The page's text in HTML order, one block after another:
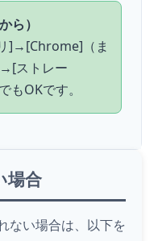
ら）
]→[Chrome]（ま
ストレー
OKです。
場合
ない場合は、以下を